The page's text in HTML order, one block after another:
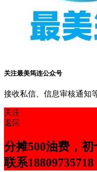
关注最美筠连公众号
接收私信、信息审核通知
关注
返回
分摊500油费，
联系18809735718